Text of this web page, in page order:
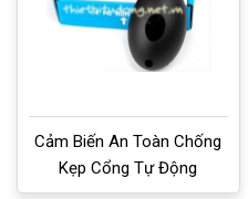
Cảm Biến An Toàn Chống
Kẹp Cổng Tự Động